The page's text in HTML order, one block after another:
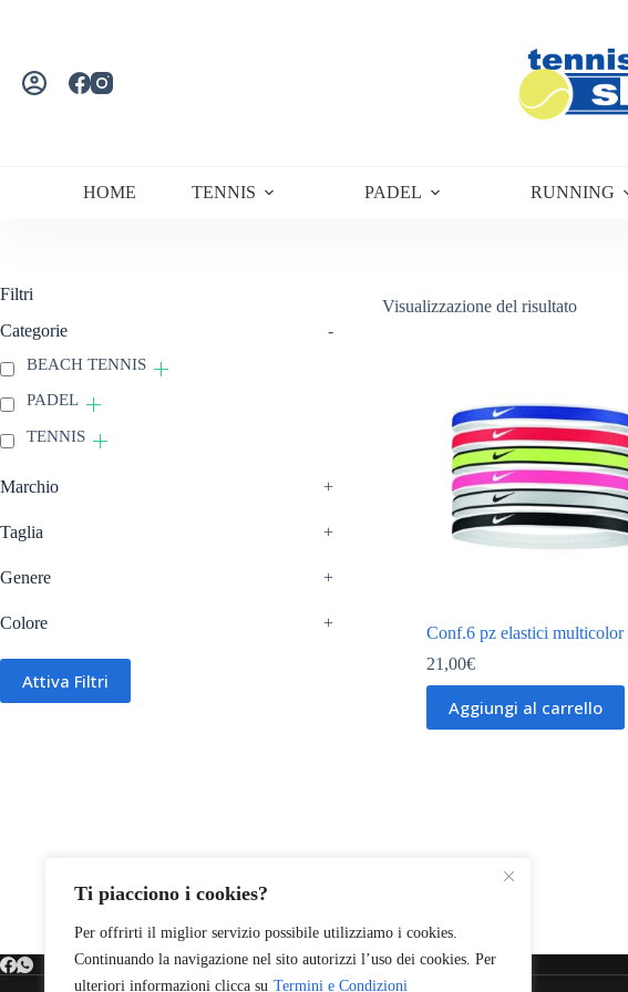
Ti piacciono i cookies?
Per offrirti il miglior servizio possibile utilizziamo i cookies.
Continuando la navigazione nel sito autorizzi l’uso dei cookies. Per
ulteriori informazioni clicca su Termini e Condizioni
HOME TENNIS PADEL RUNNING
Visualizzazione del risultato
Conf.6 pz elastici multicolor
21,00€
Aggiungi al carrello
Filtri
Categorie
-
BEACH TENNIS
PADEL
TENNIS
Marchio +
Taglia +
Genere +
Colore +
Attiva Filtri